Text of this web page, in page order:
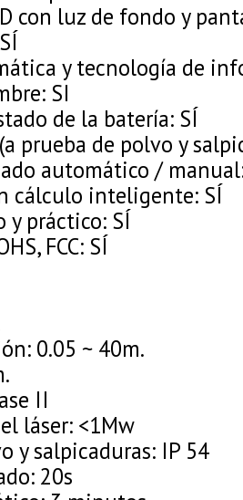
con luz de fondo y
y tecnología de
SI
de la batería: SÍ
prueba de polvo y
automático /
cálculo inteligente: SÍ
y práctico: SÍ
FCC: SÍ
0.05 ~ 40m.
II
láser: <1Mw
y salpicaduras: IP 54
20s